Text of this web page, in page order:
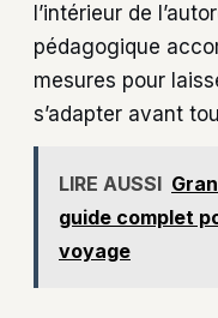
l’intérieur de
pédagogique
mesures pour
s’adapter avant
LIRE AUSSI
guide complet
voyage